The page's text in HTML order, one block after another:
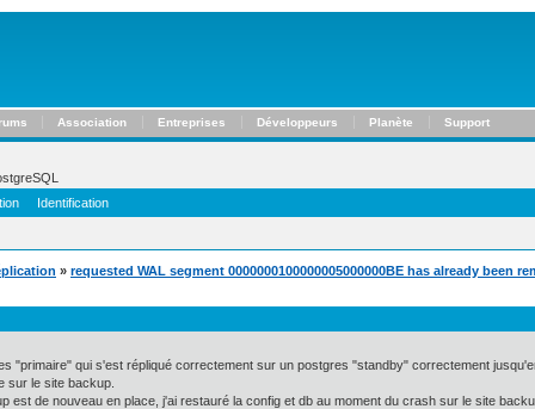
Association Entreprises Développeurs Planète Support
Identification
» requested WAL segment 0000000100000005000000BE has already been
"primaire" qui s'est répliqué correctement sur un postgres "standby" correctement
sur le site backup.
est de nouveau en place, j'ai restauré la config et db au moment du crash sur le site